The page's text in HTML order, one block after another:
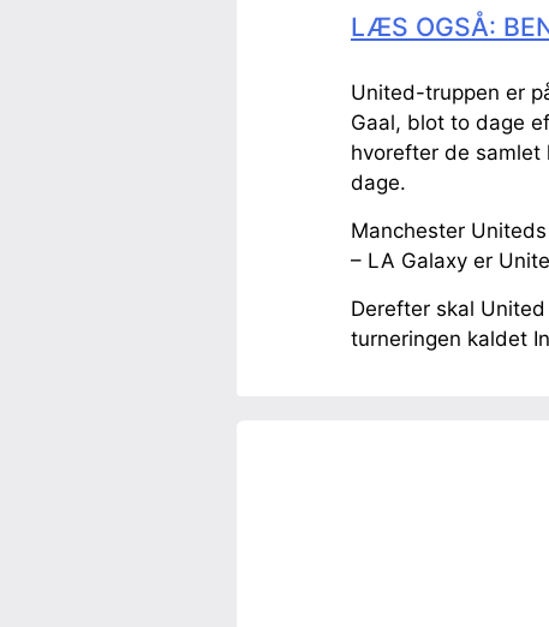
LÆS OGSÅ:
United-truppen er
Gaal, blot to dage
hvorefter de
dage.
Manchester
– LA Galaxy er
Derefter skal
turneringen kaldet